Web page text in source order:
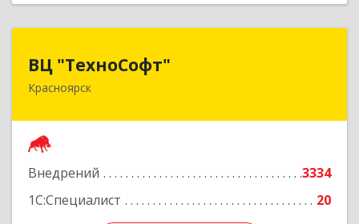
ВЦ "ТехноСофт"
Красноярск
Внедрений
3334
1С:Специалист
20
660118, Красноярский край, Красноярск г,